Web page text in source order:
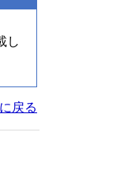
し
戻る